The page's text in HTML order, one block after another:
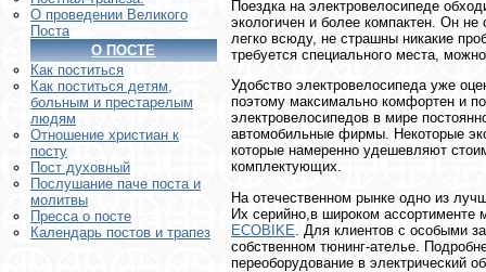
О проведении Великого
Поста
О ПОСТЕ
Как поститься
Как поститься детям,
больным и престарелым
людям
Отношение христиан к
посту
Пост духовный
Послушание паче поста и
молитвы
Пресса о посте
Календарь постов и трапез
Поездка на электровелосипеде
экологичен и более компактен. Он
легко всюду, не страшны никакие
требуется специального места,
Удобство электровелосипеда уже
поэтому максимально комфортен и
электровелосипедов в мире
автомобильные фирмы. Некоторые
которые намеренно удешевляют
комплектующих.
На отечественном рынке одно из
Их серийно,в широком ассортименте
ECOBIKE . Для клиентов с особыми
собственном тюнинг-ателье.
переоборудование в электрический